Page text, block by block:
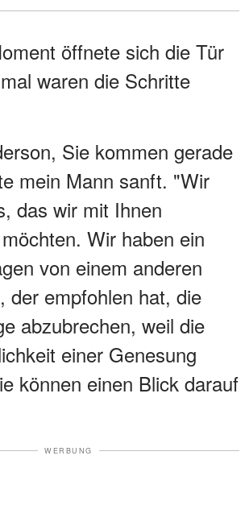
öffnete sich die Tür
waren die Schritte
Sie kommen gerade
mein Mann sanft. "Wir
das wir mit Ihnen
Wir haben ein
von einem anderen
der empfohlen hat, die
abzubrechen, weil die
einer Genesung
können einen Blick darauf
WERBUNG